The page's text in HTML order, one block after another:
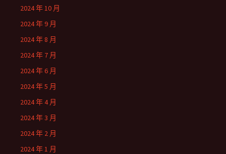
2024 年 10 月
2024 年 9 月
2024 年 8 月
2024 年 7 月
2024 年 6 月
2024 年 5 月
2024 年 4 月
2024 年 3 月
2024 年 2 月
2024 年 1 月